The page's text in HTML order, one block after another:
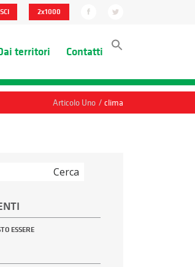
2x1000
territori Contatti
Articolo Uno / clima
ESSERE